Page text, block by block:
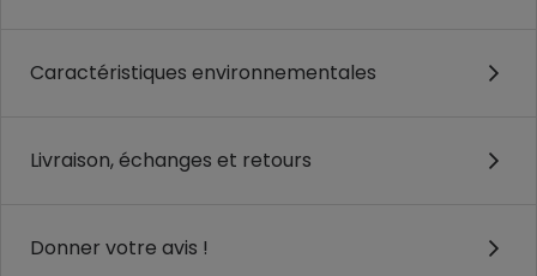
Caractéristiques environnementales
Livraison, échanges et retours
Donner votre avis !